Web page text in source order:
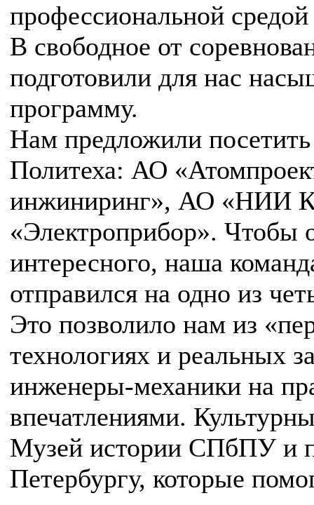
профессиональной
В свободное от
подготовили для нас
программу.
Нам предложили
Политеха: АО
инжиниринг», АО «НИИ
«Электроприбор». Чтобы
интересного, наша
отправился на одно из
Это позволило нам из
технологиях и реальных
инженеры-механики на
впечатлениями.
Музей истории СПбПУ и
Петербургу, которые